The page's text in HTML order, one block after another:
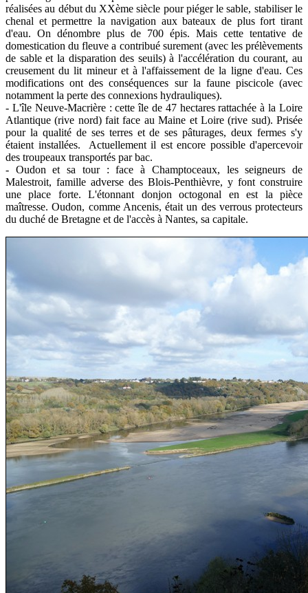
réalisées au début du XXème siècle pour piéger le sable, stabiliser le
chenal et permettre la navigation aux bateaux de plus fort tirant
d'eau. On dénombre plus de 700 épis. Mais cette tentative de
domestication du fleuve a contribué surement (avec les prélèvements
de sable et la disparation des seuils) à l'accélération du courant, au
creusement du lit mineur et à l'affaissement de la ligne d'eau. Ces
modifications ont des conséquences sur la faune piscicole (avec
notamment la perte des connexions hydrauliques).
- L'île Neuve-Macrière : cette île de 47 hectares rattachée à la Loire
Atlantique (rive nord) fait face au Maine et Loire (rive sud). Prisée
pour la qualité de ses terres et de ses pâturages, deux fermes s'y
étaient installées. Actuellement il est encore possible d'apercevoir
des troupeaux transportés par bac.
- Oudon et sa tour : face à Champtoceaux, les seigneurs de
Malestroit, famille adverse des Blois-Penthièvre, y font construire
une place forte. L'étonnant donjon octogonal en est la pièce
maîtresse. Oudon, comme Ancenis, était un des verrous protecteurs
du duché de Bretagne et de l'accès à Nantes, sa capitale.